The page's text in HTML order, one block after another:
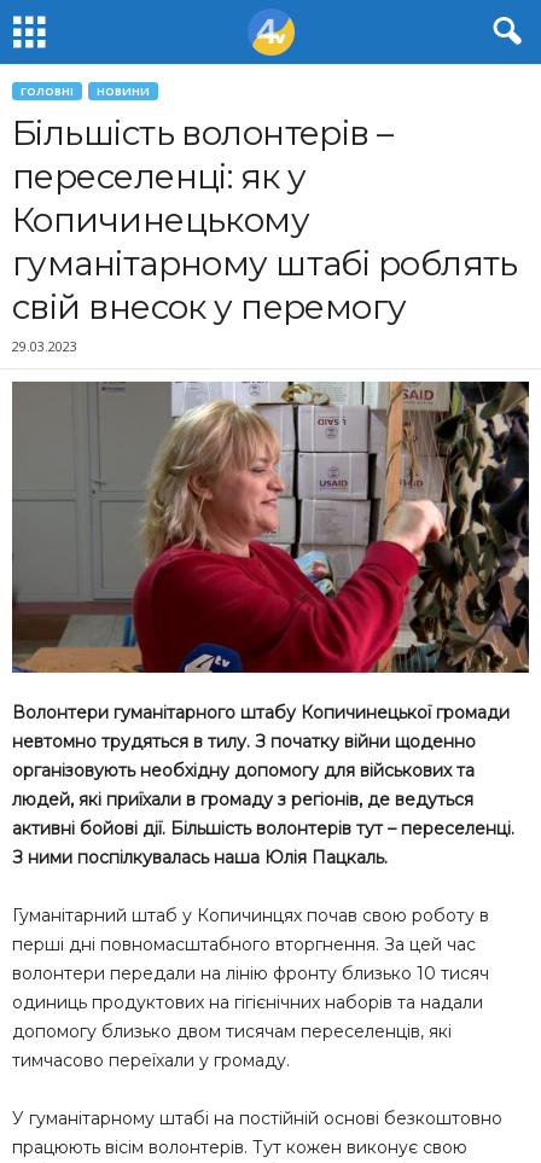
ГОЛОВНІ НОВИНИ
Більшість волонтерів –
переселенці: як у
Копичинецькому
гуманітарному штабі роблять
свій внесок у перемогу
29.03.2023
Волонтери гуманітарного штабу Копичинецької громади
невтомно трудяться в тилу. З початку війни щоденно
організовують необхідну допомогу для військових та
людей, які приїхали в громаду з регіонів, де ведуться
активні бойові дії. Більшість волонтерів тут – переселенці.
З ними поспілкувалась наша Юлія Пацкаль.
Гуманітарний штаб у Копичинцях почав свою роботу в
перші дні повномасштабного вторгнення. За цей час
волонтери передали на лінію фронту близько 10 тисяч
одиниць продуктових на гігієнічних наборів та надали
допомогу близько двом тисячам переселенців, які
тимчасово переїхали у громаду.
У гуманітарному штабі на постійній основі безкоштовно
працюють вісім волонтерів. Тут кожен виконує свою